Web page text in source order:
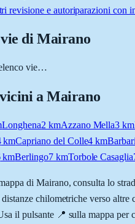
revisione e autoriparazioni con
vie diMairano
vie…
aMairano
Longhena2 kmAzzano Mella3 km
kmCapriano del Colle4 km
kmBerlingo7kmTorbole Casaglia
di Mairano, consulta lo
chilometriche verso altre
il pulsante 📍 sulla mappa per